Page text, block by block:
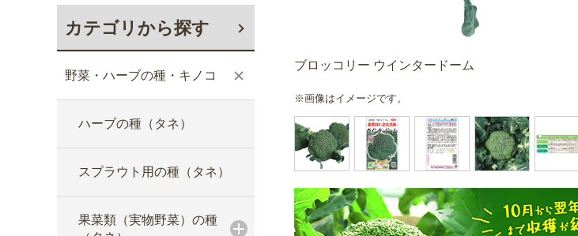
カテゴリから探す
野菜・ハーブの種・キノコ
ハーブの種（タネ）
スプラウト用の種（タネ）
果菜類（実物野菜）の種
ブロッコリー ウインタードーム
※画像はイメージです。